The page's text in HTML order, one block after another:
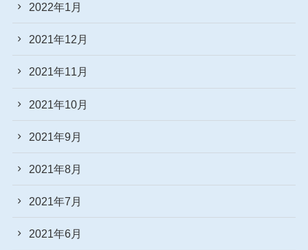
2022年1月
2021年12月
2021年11月
2021年10月
2021年9月
2021年8月
2021年7月
2021年6月